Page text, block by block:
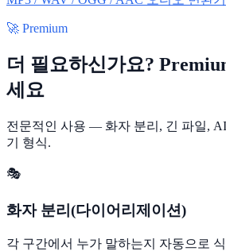
🚀 Premium
더 필요하신가요?
세요
전문적인 사용 — 화자 분리, 긴 파일,
기 형식.
🎭
화자 분리(다이어리제이션)
각 구간에서 누가 말하는지 자동으로